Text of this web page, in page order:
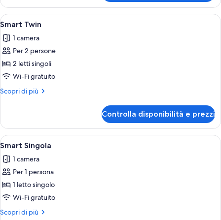
Plus
Apri
tutte
le
foto
per
Smart
Twin
Minibar, una scrivania, tende
5
Smart Twin
1 camera
Per 2 persone
2 letti singoli
Wi-Fi gratuito
Scopri di più
Altri
Twin
Controlla disponibilità e prezzi
Apri
tutte
le
foto
per
Smart
Singola
Minibar, una scrivania, tende
2
Smart Singola
1 camera
Per 1 persona
1 letto singolo
Wi-Fi gratuito
Scopri di più
Altri